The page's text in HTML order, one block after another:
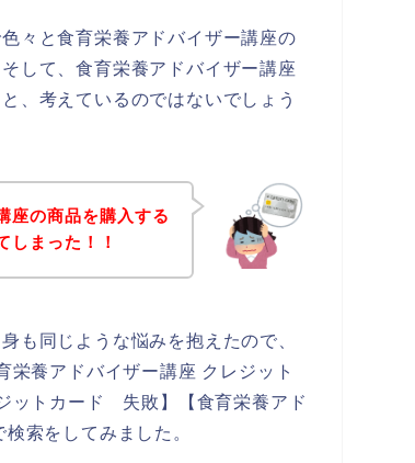
々と食育栄養アドバイザー講座の
して、食育栄養アドバイザー講座
、考えているのではないでしょう
座の商品を購入する
しまった！！
も同じような悩みを抱えたので、
栄養アドバイザー講座 クレジット
ットカード 失敗】【食育栄養アド
索をしてみました。